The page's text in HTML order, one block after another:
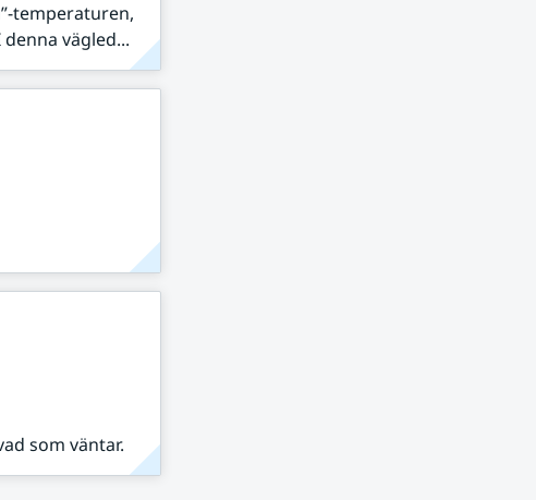
temperaturen,
vägled...
som väntar.